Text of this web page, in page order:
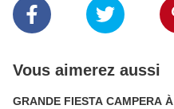
Vous aimerez aussi
GRANDE FIESTA CAMPERA À